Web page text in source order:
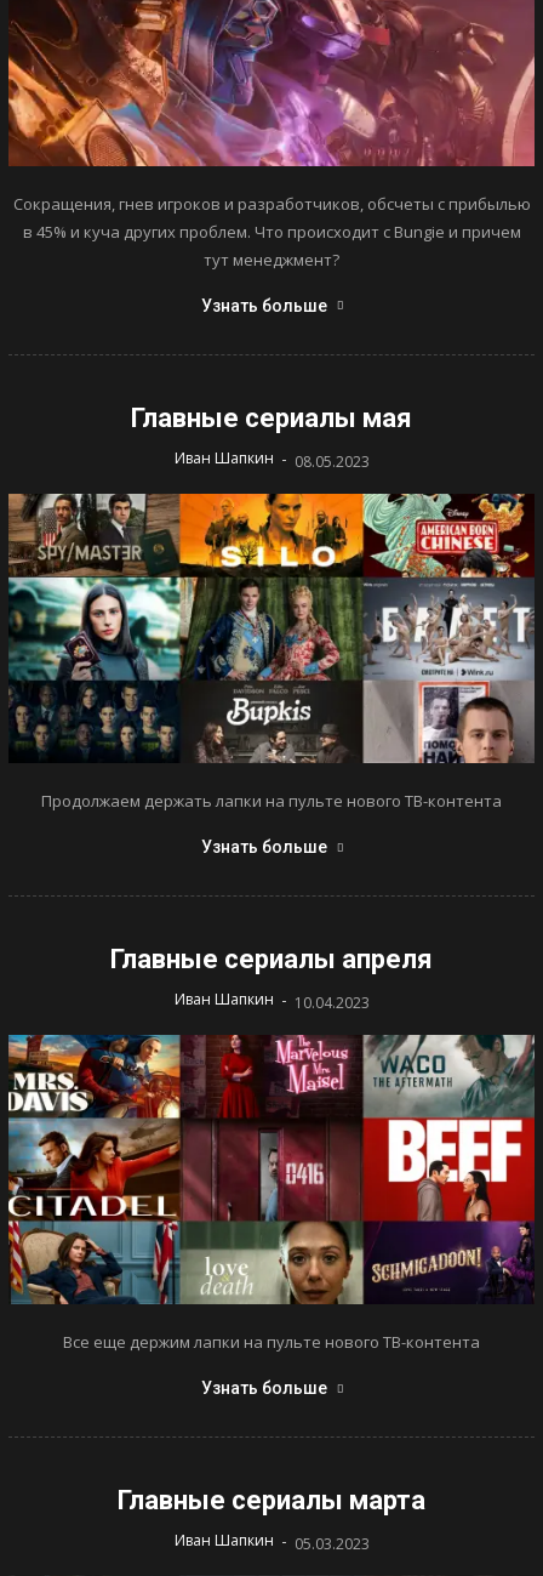
Сокращения, гнев игроков и разработчиков, обсчеты с прибылью
в 45% и куча других проблем. Что происходит с Bungie и причем
тут менеджмент?
Узнать больше
Главные сериалы мая
Иван Шапкин - 08.05.2023
Продолжаем держать лапки на пульте нового ТВ-контента
Узнать больше
Главные сериалы апреля
Иван Шапкин - 10.04.2023
Все еще держим лапки на пульте нового ТВ-контента
Узнать больше
Главные сериалы марта
Иван Шапкин - 05.03.2023